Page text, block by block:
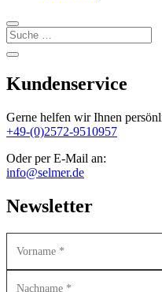
Kundenservice
Gerne helfen wir Ihnen
+49-(0)2572-9510957
Oder per E-Mail an:
info@selmer.de
Newsletter